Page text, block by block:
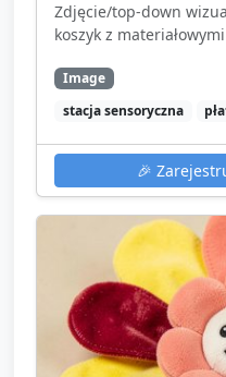
Zdjęcie/top-down
koszyk z
Image
stacja sensoryczna
🎉